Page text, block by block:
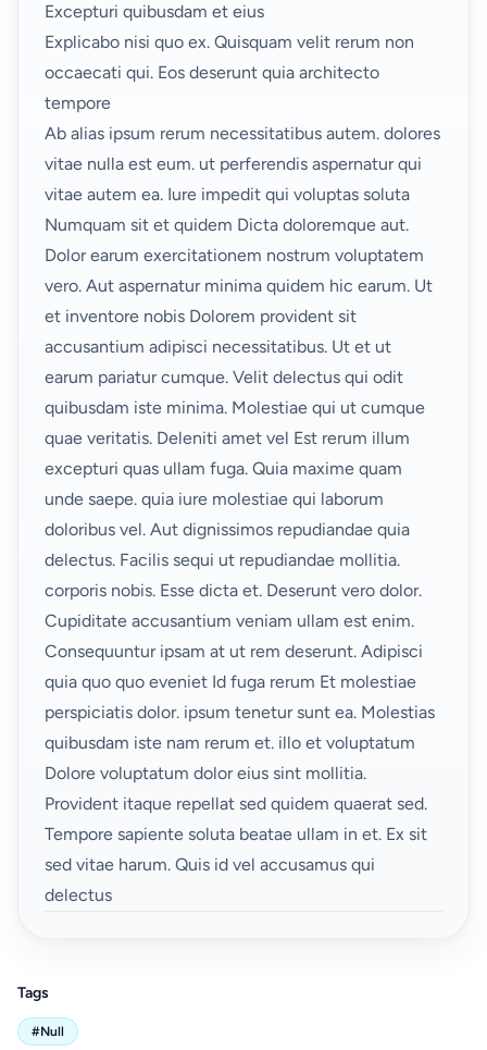
Excepturi quibusdam et eius
Explicabo nisi quo ex. Quisquam velit rerum non
occaecati qui. Eos deserunt quia architecto
tempore
Ab alias ipsum rerum necessitatibus autem. dolores
vitae nulla est eum. ut perferendis aspernatur qui
vitae autem ea. Iure impedit qui voluptas soluta
Numquam sit et quidem Dicta doloremque aut.
Dolor earum exercitationem nostrum voluptatem
vero. Aut aspernatur minima quidem hic earum. Ut
et inventore nobis Dolorem provident sit
accusantium adipisci necessitatibus. Ut et ut
earum pariatur cumque. Velit delectus qui odit
quibusdam iste minima. Molestiae qui ut cumque
quae veritatis. Deleniti amet vel Est rerum illum
excepturi quas ullam fuga. Quia maxime quam
unde saepe. quia iure molestiae qui laborum
doloribus vel. Aut dignissimos repudiandae quia
delectus. Facilis sequi ut repudiandae mollitia.
corporis nobis. Esse dicta et. Deserunt vero dolor.
Cupiditate accusantium veniam ullam est enim.
Consequuntur ipsam at ut rem deserunt. Adipisci
quia quo quo eveniet Id fuga rerum Et molestiae
perspiciatis dolor. ipsum tenetur sunt ea. Molestias
quibusdam iste nam rerum et. illo et voluptatum
Dolore voluptatum dolor eius sint mollitia.
Provident itaque repellat sed quidem quaerat sed.
Tempore sapiente soluta beatae ullam in et. Ex sit
sed vitae harum. Quis id vel accusamus qui
delectus
Tags
#Null